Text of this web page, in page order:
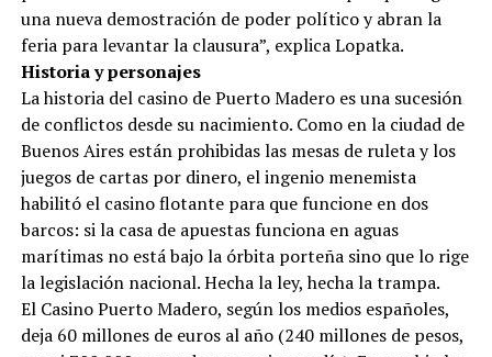
una nueva demostración de poder político y abran la
feria para levantar la clausura”, explica Lopatka.
Historia y personajes
La historia del casino de Puerto Madero es una sucesión
de conflictos desde su nacimiento. Como en la ciudad de
Buenos Aires están prohibidas las mesas de ruleta y los
juegos de cartas por dinero, el ingenio menemista
habilitó el casino flotante para que funcione en dos
barcos: si la casa de apuestas funciona en aguas
marítimas no está bajo la órbita porteña sino que lo rige
la legislación nacional. Hecha la ley, hecha la trampa.
El Casino Puerto Madero, según los medios españoles,
deja 60 millones de euros al año (240 millones de pesos,